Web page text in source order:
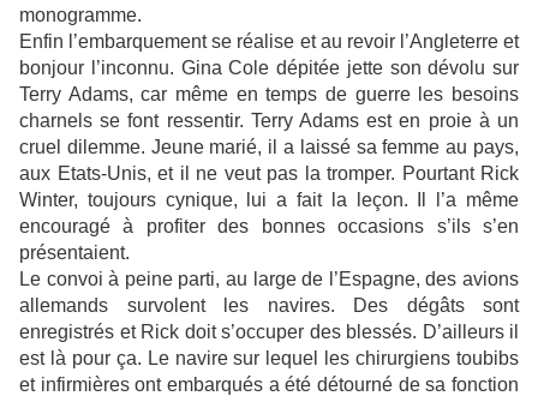
monogramme.
Enfin l’embarquement se réalise et au revoir l’Angleterre et
bonjour l’inconnu. Gina Cole dépitée jette son dévolu sur
Terry Adams, car même en temps de guerre les besoins
charnels se font ressentir. Terry Adams est en proie à un
cruel dilemme. Jeune marié, il a laissé sa femme au pays,
aux Etats-Unis, et il ne veut pas la tromper. Pourtant Rick
Winter, toujours cynique, lui a fait la leçon. Il l’a même
encouragé à profiter des bonnes occasions s’ils s’en
présentaient.
Le convoi à peine parti, au large de l’Espagne, des avions
allemands survolent les navires. Des dégâts sont
enregistrés et Rick doit s’occuper des blessés. D’ailleurs il
est là pour ça. Le navire sur lequel les chirurgiens toubibs
et infirmières ont embarqués a été détourné de sa fonction